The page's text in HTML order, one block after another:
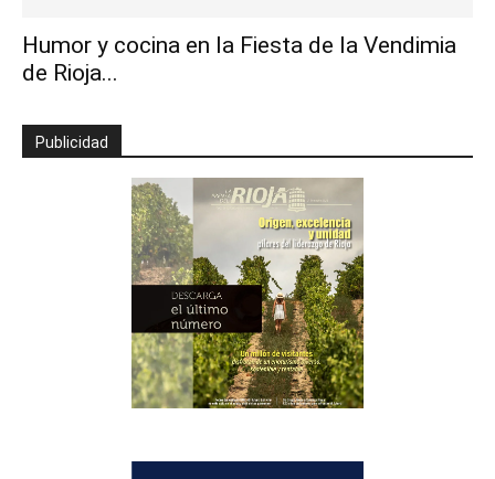
Humor y cocina en la Fiesta de la Vendimia
de Rioja...
Publicidad